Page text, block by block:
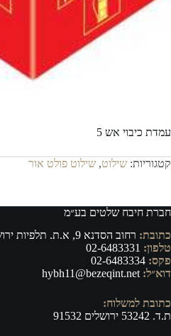
עמדת כיבוי אש 5
קטגוריות: שילוט, שילוט פולט אור
חברת חיבח שלטים בע״מ
כתובת: רחוב הסדנא 9, א.ת. תלפיות ירושלים, מיקוד 91532
טלפון: 02-6483331
פקס:
דוא״ל: hybh11@bezeqint.net
כתובת למשלוח:
ת.ד. 53242 ירושלים 91532